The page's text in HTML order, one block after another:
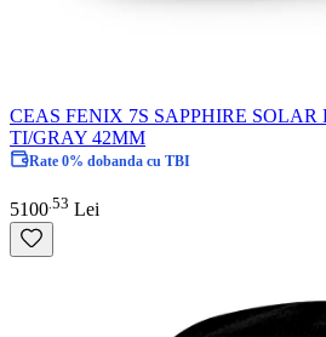
CEAS FENIX 7S SAPPHIRE
TI/GRAY 42MM
Rate 0% dobanda cu TBI
5100 53 Lei